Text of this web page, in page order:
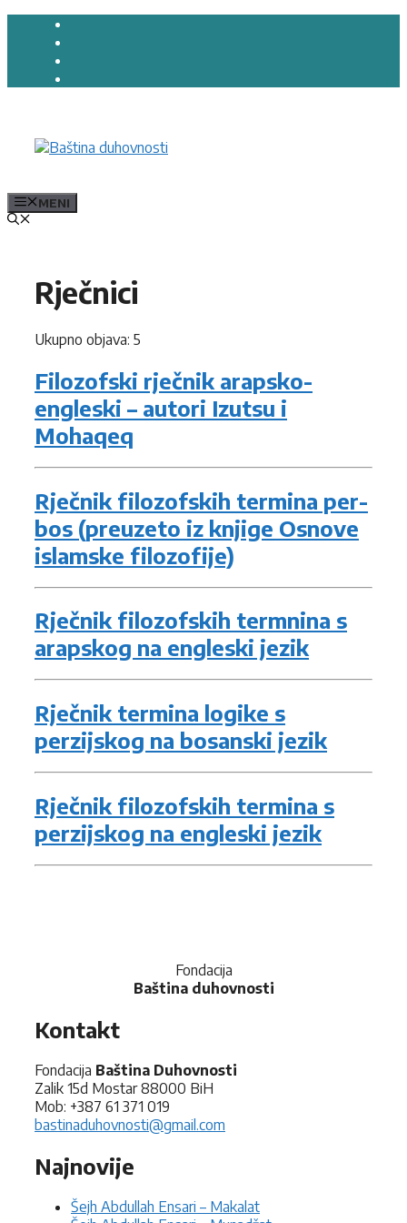
Preskoči
MENI
Rječnici
Ukupno objava: 5
Filozofski rječnik arapsko-
engleski – autori Izutsu i
Mohaqeq
Rječnik filozofskih termina per-
bos (preuzeto iz knjige Osnove
islamske filozofije)
Rječnik filozofskih termnina s
arapskog na engleski jezik
Rječnik termina logike s
perzijskog na bosanski jezik
Rječnik filozofskih termina s
perzijskog na engleski jezik
Fondacija
Baština duhovnosti
Kontakt
Fondacija Baština Duhovnosti
Zalik 15d Mostar 88000 BiH
Mob: +387 61 371 019
bastinaduhovnosti@gmail.com
Najnovije
Šejh Abdullah Ensari – Makalat